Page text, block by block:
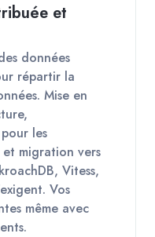
et
données
répartir la
Mise en
les
migration vers
Vitess,
Vos
même avec